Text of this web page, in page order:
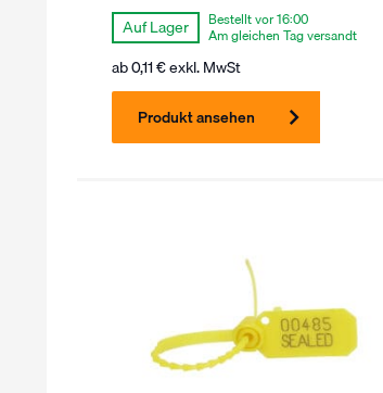
Auf Lager
Bestellt vor 16:00
Am gleichen Tag versandt
ab0,11€exkl. MwSt
Produkt ansehen